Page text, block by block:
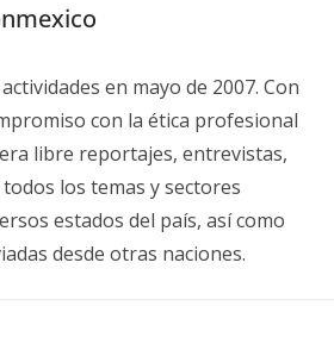
en mayo de 2007. Con
con la ética profesional
libre reportajes, entrevistas,
los temas y sectores
estados del país, así como
desde otras naciones.